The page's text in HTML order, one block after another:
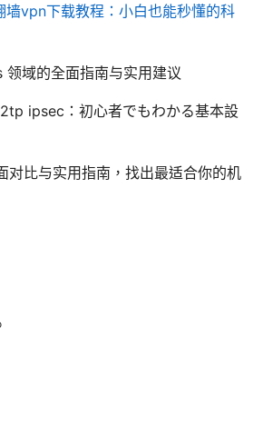
墙vpn下载教程：小白也能秒懂的科
领域的全面指南与实用建议
ipsec：初心者でもわかる基本設
对比与实用指南，找出最适合你的机